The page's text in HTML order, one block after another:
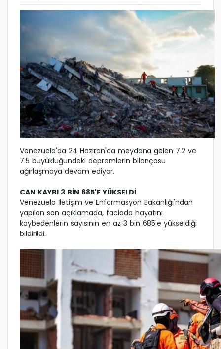
Venezuela'da 24 Haziran'da meydana gelen 7.2 ve
7.5 büyüklüğündeki depremlerin bilançosu
ağırlaşmaya devam ediyor.
CAN KAYBI 3 BİN 685'E YÜKSELDİ
Venezuela İletişim ve Enformasyon Bakanlığı'ndan
yapılan son açıklamada, faciada hayatını
kaybedenlerin sayısının en az 3 bin 685'e yükseldiği
bildirildi.